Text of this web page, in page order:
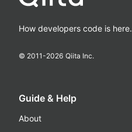
How developers code is here.
© 2011-2026 Qiita Inc.
Guide & Help
About